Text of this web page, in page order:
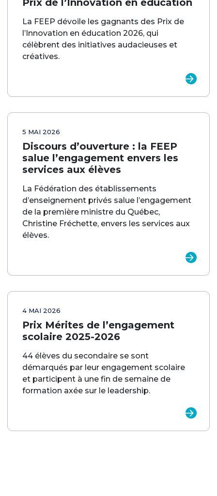
Prix de l’Innovation en éducation
La FEEP dévoile les gagnants des Prix de
l’Innovation en éducation 2026, qui
célèbrent des initiatives audacieuses et
créatives.
5 MAI 2026
Discours d’ouverture : la FEEP
salue l’engagement envers les
services aux élèves
La Fédération des établissements
d’enseignement privés salue l’engagement
de la première ministre du Québec,
Christine Fréchette, envers les services aux
élèves.
4 MAI 2026
Prix Mérites de l’engagement
scolaire 2025-2026
44 élèves du secondaire se sont
démarqués par leur engagement scolaire
et participent à une fin de semaine de
formation axée sur le leadership.